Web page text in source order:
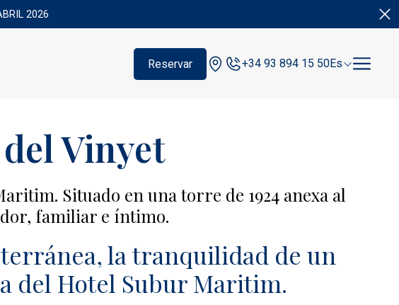
2026
Reservar +34 93 894 15 50Es
Vinyet
Situado en una torre de 1924 anexa al
familiar e íntimo.
la tranquilidad de un
del Hotel Subur Maritim.